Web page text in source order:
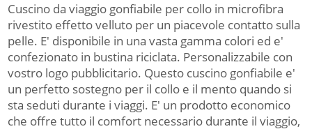
Cuscino da viaggio gonfiabile per collo in microfibra
rivestito effetto velluto per un piacevole contatto sulla
pelle. E' disponibile in una vasta gamma colori ed e'
confezionato in bustina riciclata. Personalizzabile con
vostro logo pubblicitario. Questo cuscino gonfiabile e'
un perfetto sostegno per il collo e il mento quando si
sta seduti durante i viaggi. E' un prodotto economico
che offre tutto il comfort necessario durante il viaggio,